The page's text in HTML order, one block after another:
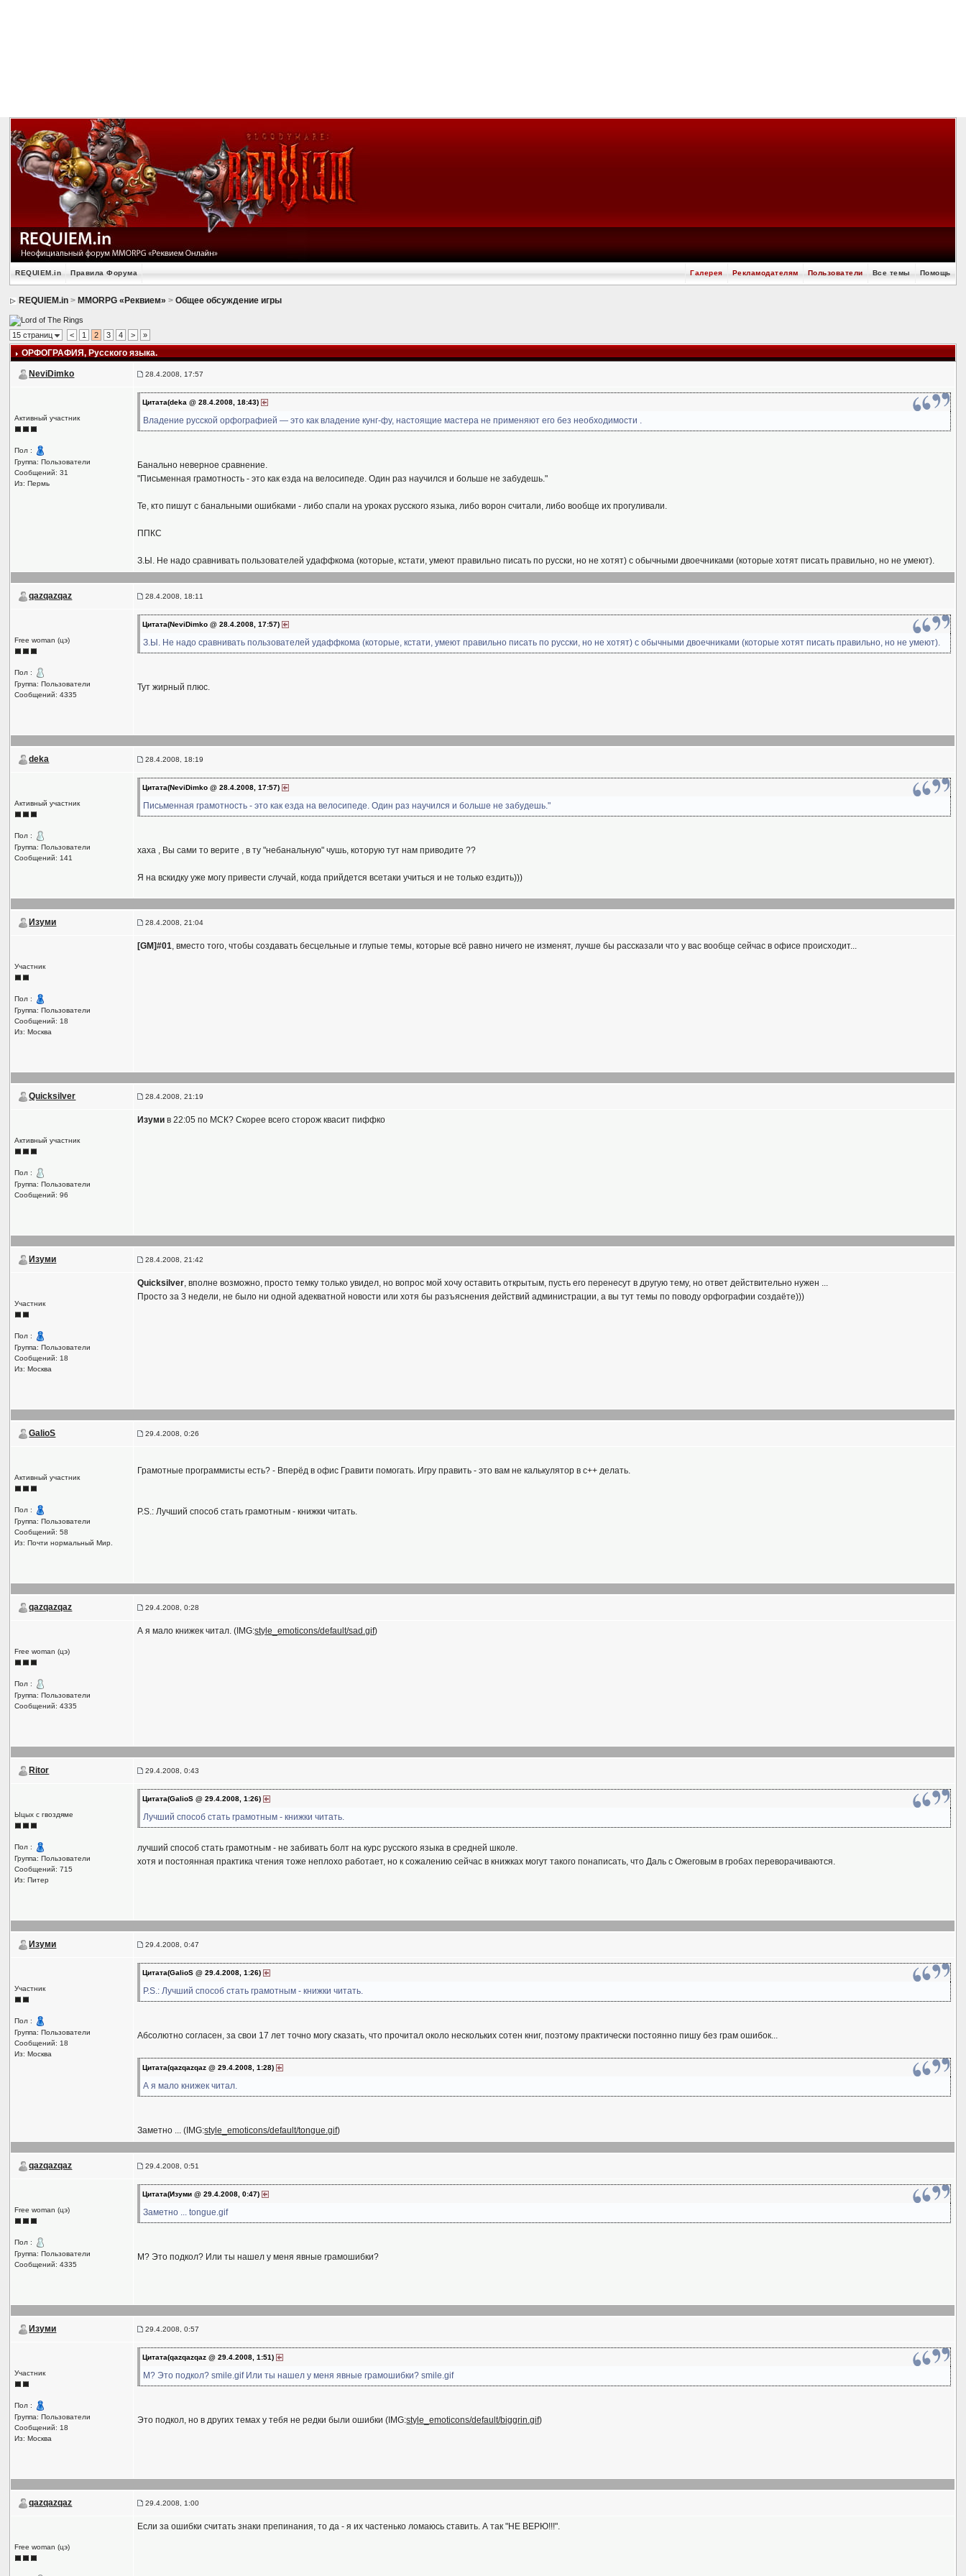
REQUIEM.in Правила Форума Помощь
Все темы
Пользователи
Рекламодателям
Галерея
REQUIEM.in > MMORPG «Реквием» >Общее обсуждение игры
15 страниц < 1 2 3 4 > »
ОРФОГРАФИЯ, Русского языка.
NeviDimko 28.4.2008, 17:57
Активный участник
Пол :
Группа: Пользователи
Сообщений: 31
Из: Пермь
Цитата(deka @ 28.4.2008, 18:43)
Владение русской орфографией — это как владение кунг-фу, настоящие мастера не применяют его без необходимости .
Банально неверное сравнение.
"Письменная грамотность - это как езда на велосипеде. Один раз научился и больше не забудешь."
Те, кто пишут с банальными ошибками - либо спали на уроках русского языка, либо ворон считали, либо вообще их прогуливали.
ППКС
З.Ы. Не надо сравнивать пользователей удаффкома (которые, кстати, умеют правильно писать по русски, но не хотят) с обычными двоечниками (которые хотят писать правильно, но не умеют).
qazqazqaz 28.4.2008, 18:11
Free woman (цэ)
Пол :
Группа: Пользователи
Сообщений: 4335
Цитата(NeviDimko @ 28.4.2008, 17:57)
З.Ы. Не надо сравнивать пользователей удаффкома (которые, кстати, умеют правильно писать по русски, но не хотят) с обычными двоечниками (которые хотят писать правильно, но не умеют).
Тут жирный плюс.
deka 28.4.2008, 18:19
Активный участник
Пол :
Группа: Пользователи
Сообщений: 141
Цитата(NeviDimko @ 28.4.2008, 17:57)
Письменная грамотность - это как езда на велосипеде. Один раз научился и больше не забудешь."
хаха , Вы сами то верите , в ту "небанальную" чушь, которую тут нам приводите ??
Я на вскидку уже могу привести случай, когда прийдется всетаки учиться и не только ездить)))
Изуми 28.4.2008, 21:04
Участник
Пол :
Группа: Пользователи
Сообщений: 18
Из: Москва
[GM]#01, вместо того, чтобы создавать бесцельные и глупые темы, которые всё равно ничего не изменят, лучше бы рассказали что у вас вообще сейчас в офисе происходит...
Quicksilver 28.4.2008, 21:19
Активный участник
Пол :
Группа: Пользователи
Сообщений: 96
Изуми в 22:05 по МСК? Скорее всего сторож квасит пиффко
Изуми 28.4.2008, 21:42
Участник
Пол :
Группа: Пользователи
Сообщений: 18
Из: Москва
Quicksilver, вполне возможно, просто темку только увидел, но вопрос мой хочу оставить открытым, пусть его перенесут в другую тему, но ответ действительно нужен ...
Просто за 3 недели, не было ни одной адекватной новости или хотя бы разъяснения действий администрации, а вы тут темы по поводу орфографии создаёте)))
GalioS 29.4.2008, 0:26
Активный участник
Пол :
Группа: Пользователи
Сообщений: 58
Из: Почти нормальный Мир.
Грамотные программисты есть? - Вперёд в офис Гравити помогать. Игру править - это вам не калькулятор в с++ делать.
P.S.: Лучший способ стать грамотным - книжки читать.
qazqazqaz 29.4.2008, 0:28
Free woman (цэ)
Пол :
Группа: Пользователи
Сообщений: 4335
А я мало книжек читал. (IMG:style_emoticons/default/sad.gif)
Ritor 29.4.2008, 0:43
Ыцых с гвоздяме
Пол :
Группа: Пользователи
Сообщений: 715
Из: Питер
Цитата(GalioS @ 29.4.2008, 1:26)
Лучший способ стать грамотным - книжки читать.
лучший способ стать грамотным - не забивать болт на курс русского языка в средней школе.
хотя и постоянная практика чтения тоже неплохо работает, но к сожалению сейчас в книжках могут такого понаписать, что Даль с Ожеговым в гробах переворачиваются.
Изуми 29.4.2008, 0:47
Участник
Пол :
Группа: Пользователи
Сообщений: 18
Из: Москва
Цитата(GalioS @ 29.4.2008, 1:26)
P.S.: Лучший способ стать грамотным - книжки читать.
Абсолютно согласен, за свои 17 лет точно могу сказать, что прочитал около нескольких сотен книг, поэтому практически постоянно пишу без грам ошибок...
Цитата(qazqazqaz @ 29.4.2008, 1:28)
А я мало книжек читал.
Заметно ... (IMG:style_emoticons/default/tongue.gif)
qazqazqaz 29.4.2008, 0:51
Free woman (цэ)
Пол :
Группа: Пользователи
Сообщений: 4335
Цитата(Изуми @ 29.4.2008, 0:47)
Заметно ... tongue.gif
М? Это подкол? Или ты нашел у меня явные грамошибки?
Изуми 29.4.2008, 0:57
Участник
Пол :
Группа: Пользователи
Сообщений: 18
Из: Москва
Цитата(qazqazqaz @ 29.4.2008, 1:51)
М? Это подкол? smile.gif Или ты нашел у меня явные грамошибки? smile.gif
Это подкол, но в других темах у тебя не редки были ошибки (IMG:style_emoticons/default/biggrin.gif)
qazqazqaz 29.4.2008, 1:00
Free woman (цэ)
Если за ошибки считать знаки препинания, то да - я их частенько ломаюсь ставить. А так "НЕ ВЕРЮ!!!".